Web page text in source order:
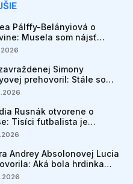
Pálffy-Belányiová o
Musela som nájsť
ako fungovať s kartami,
Simony
prehovoril: Stále som
že sa mama vráti
Rusnák otvorene o
Tisíci futbalista je
tenista bezdomovec
Andrey Absolonovej Lucia
Aká bola hrdinka
Jej telo v skutočnosti?